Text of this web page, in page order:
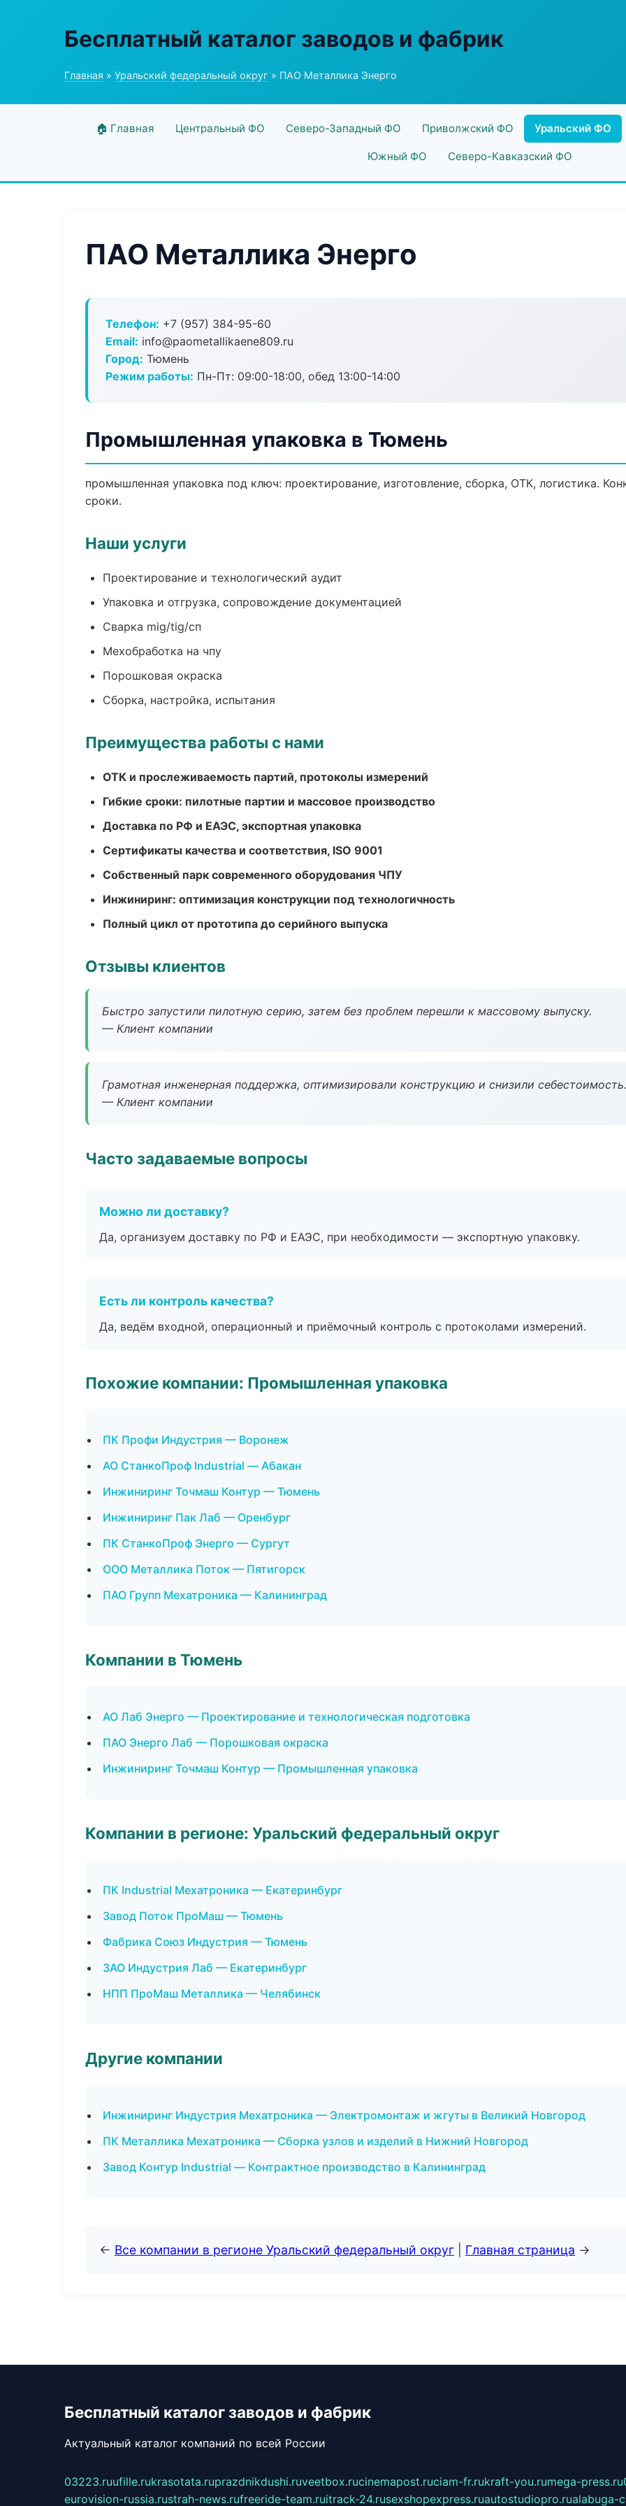
Бесплатный каталог заводов и фабрик
Главная » Уральский федеральный округ » ПАО Металлика Энерго
🏠 Главная Центральный ФО Северо-Западный ФО Приволжский ФО Уральский ФО
Южный ФО Северо-Кавказский ФО
ПАО Металлика Энерго
Телефон: +7 (957) 384-95-60
Email: info@paometallikaene809.ru
Город: Тюмень
Режим работы: Пн-Пт: 09:00-18:00, обед 13:00-14:00
Промышленная упаковка в Тюмень
промышленная упаковка под ключ: проектирование, изготовление, сборка, ОТК, логистика.
сроки.
Наши услуги
Проектирование и технологический аудит
Упаковка и отгрузка, сопровождение документацией
Сварка mig/tig/сп
Мехобработка на чпу
Порошковая окраска
Сборка, настройка, испытания
Преимущества работы с нами
ОТК и прослеживаемость партий, протоколы измерений
Гибкие сроки: пилотные партии и массовое производство
Доставка по РФ и ЕАЭС, экспортная упаковка
Сертификаты качества и соответствия, ISO 9001
Собственный парк современного оборудования ЧПУ
Инжиниринг: оптимизация конструкции под технологичность
Полный цикл от прототипа до серийного выпуска
Отзывы клиентов
Быстро запустили пилотную серию, затем без проблем перешли к массовому выпуску.
— Клиент компании
Грамотная инженерная поддержка, оптимизировали конструкцию и снизили себестоимость.
— Клиент компании
Часто задаваемые вопросы
Можно ли доставку?
Да, организуем доставку по РФ и ЕАЭС, при необходимости — экспортную упаковку.
Есть ли контроль качества?
Да, ведём входной, операционный и приёмочный контроль с протоколами измерений.
Похожие компании: Промышленная упаковка
ПК Профи Индустрия — Воронеж
АО СтанкоПроф Industrial — Абакан
Инжиниринг Точмаш Контур — Тюмень
Инжиниринг Пак Лаб — Оренбург
ПК СтанкоПроф Энерго — Сургут
ООО Металлика Поток — Пятигорск
ПАО Групп Мехатроника — Калининград
Компании в Тюмень
АО Лаб Энерго — Проектирование и технологическая подготовка
ПАО Энерго Лаб — Порошковая окраска
Инжиниринг Точмаш Контур — Промышленная упаковка
Компании в регионе: Уральский федеральный округ
ПК Industrial Мехатроника — Екатеринбург
Завод Поток ПроМаш — Тюмень
Фабрика Союз Индустрия — Тюмень
ЗАО Индустрия Лаб — Екатеринбург
НПП ПроМаш Металлика — Челябинск
Другие компании
Инжиниринг Индустрия Мехатроника — Электромонтаж и жгуты в Великий Новгород
ПК Металлика Мехатроника — Сборка узлов и изделий в Нижний Новгород
Завод Контур Industrial — Контрактное производство в Калининград
← Все компании в регионе Уральский федеральный округ Главная страница →
Бесплатный каталог заводов и фабрик
Актуальный каталог компаний по всей России
03223.ruufille.rukrasotata.ruprazdnikdushi.ruveetbox.rucinemapost.ruciam-fr.rukraft-you.rumega-press.ru
eurovision-russia.rustrah-news.rufreeride-team.ruitrack-24.rusexshopexpress.ruautostudiopro.rualabuga-